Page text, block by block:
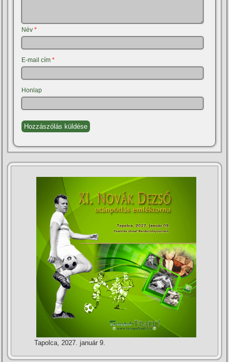
Név*
E-mail cím*
Honlap
Tapolca, 2027. január 9.